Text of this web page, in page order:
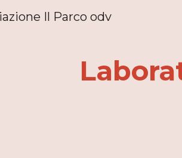
Il Parco odv